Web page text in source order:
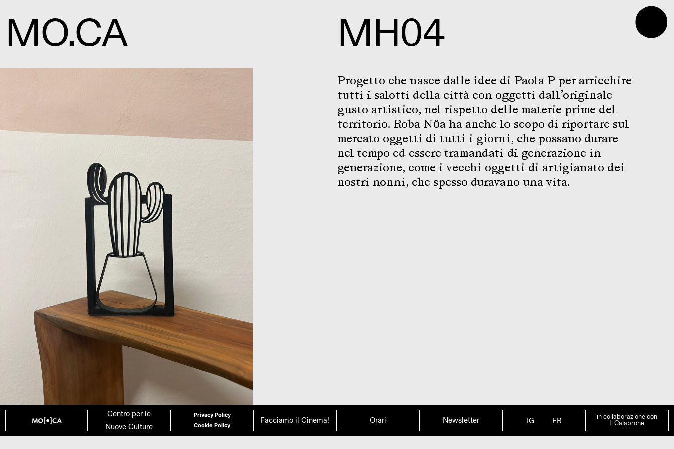
⬤
MO.CA MH04
Progetto che nasce dalle idee di Paola P per arricchire
tutti i salotti della città con oggetti dall’originale
gusto artistico, nel rispetto delle materie prime del
territorio. Roba Nӧa ha anche lo scopo di riportare sul
mercato oggetti di tutti i giorni, che possano durare
nel tempo ed essere tramandati di generazione in
generazione, come i vecchi oggetti di artigianato dei
nostri nonni, che spesso duravano una vita.
Centro per le
Nuove Culture
Privacy Policy
Cookie Policy
Facciamo il Cinema! Orari Newsletter IG FB in collaborazione con
Il Calabrone